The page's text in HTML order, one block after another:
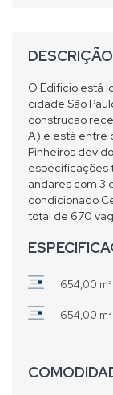
DESCRIÇÃO
O Edificio está
cidade São
construcao
A) e está entre
Pinheiros
especificações
andares com 3
condicionado
total de 670
654,00
654,00